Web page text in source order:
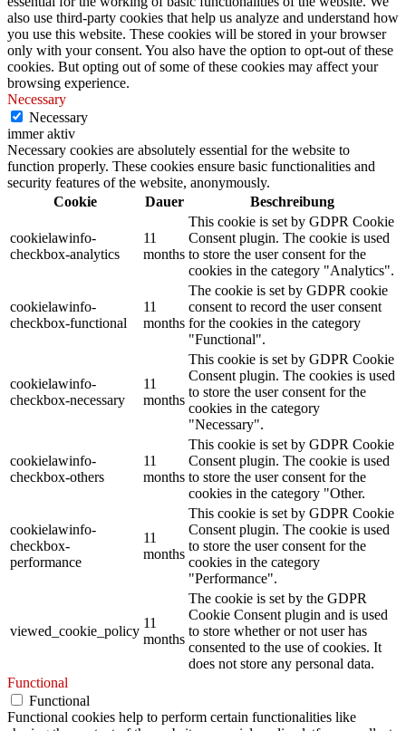
also use third-party cookies that help us analyze and understand how
you use this website. These cookies will be stored in your browser
only with your consent. You also have the option to opt-out of these
cookies. But opting out of some of these cookies may affect your
browsing experience.
Necessary
Necessary
immer aktiv
Necessary cookies are absolutely essential for the website to
function properly. These cookies ensure basic functionalities and
security features of the website, anonymously.
Cookie
Dauer Beschreibung
cookielawinfo-
checkbox-analytics
11
months
This cookie is set by GDPR Cookie
Consent plugin. The cookie is used
to store the user consent for the
cookies in the category "Analytics".
cookielawinfo-
checkbox-functional
11
months
The cookie is set by GDPR cookie
consent to record the user consent
for the cookies in the category
"Functional".
cookielawinfo-
checkbox-necessary
11
months
This cookie is set by GDPR Cookie
Consent plugin. The cookies is used
to store the user consent for the
cookies in the category
"Necessary".
cookielawinfo-
checkbox-others
11
months
This cookie is set by GDPR Cookie
Consent plugin. The cookie is used
to store the user consent for the
cookies in the category "Other.
cookielawinfo-
checkbox-
performance
11
months
This cookie is set by GDPR Cookie
Consent plugin. The cookie is used
to store the user consent for the
cookies in the category
"Performance".
viewed_cookie_policy
11
months
The cookie is set by the GDPR
Cookie Consent plugin and is used
to store whether or not user has
consented to the use of cookies. It
does not store any personal data.
Functional
Functional
Functional cookies help to perform certain functionalities like